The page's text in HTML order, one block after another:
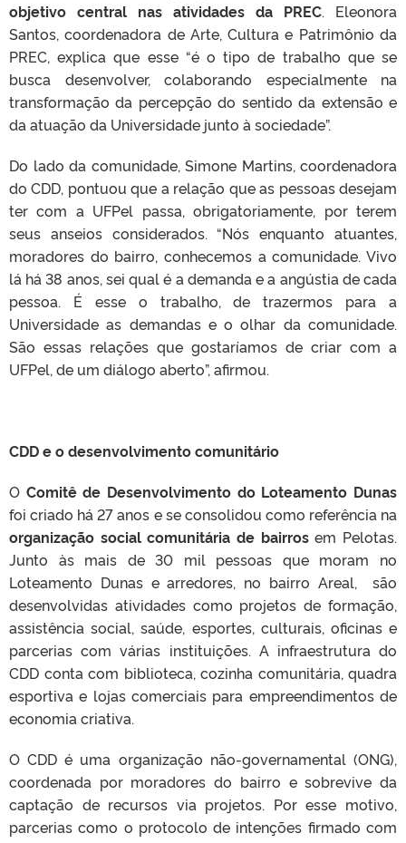
objetivo central nas atividades da PREC. Eleonora
Santos, coordenadora de Arte, Cultura e Patrimônio da
PREC, explica que esse “é o tipo de trabalho que se
busca desenvolver, colaborando especialmente na
transformação da percepção do sentido da extensão e
da atuação da Universidade junto à sociedade”.
Do lado da comunidade, Simone Martins, coordenadora
do CDD, pontuou que a relação que as pessoas desejam
ter com a UFPel passa, obrigatoriamente, por terem
seus anseios considerados. “Nós enquanto atuantes,
moradores do bairro, conhecemos a comunidade. Vivo
lá há 38 anos, sei qual é a demanda e a angústia de cada
pessoa. É esse o trabalho, de trazermos para a
Universidade as demandas e o olhar da comunidade.
São essas relações que gostaríamos de criar com a
UFPel, de um diálogo aberto”, afirmou.
CDD e o desenvolvimento comunitário
O Comitê de Desenvolvimento do Loteamento Dunas
foi criado há 27 anos e se consolidou como referência na
organização social comunitária de bairrosem Pelotas.
Junto às mais de 30 mil pessoas que moram no
Loteamento Dunas e arredores, no bairro Areal, são
desenvolvidas atividades como projetos de formação,
assistência social, saúde, esportes, culturais, oficinas e
parcerias com várias instituições. A infraestrutura do
CDD conta com biblioteca, cozinha comunitária, quadra
esportiva e lojas comerciais para empreendimentos de
economia criativa.
O CDD é uma organização não-governamental (ONG),
coordenada por moradores do bairro e sobrevive da
captação de recursos via projetos. Por esse motivo,
parcerias como o protocolo de intenções firmado com